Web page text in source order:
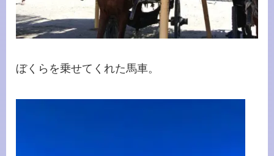
ぼくらを乗せてくれた馬車。